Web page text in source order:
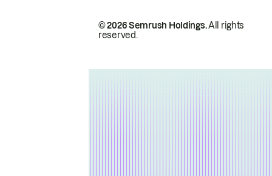
© 2026 Semrush Holdings.All rights
reserved.